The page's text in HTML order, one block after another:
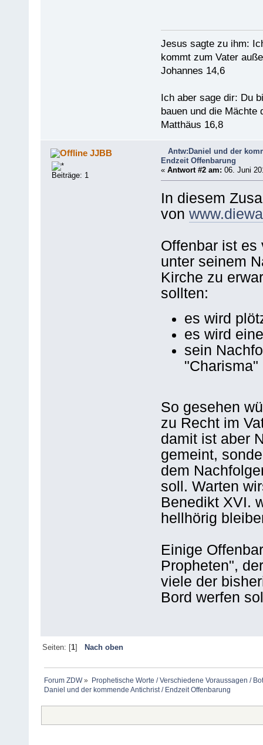
Jesus sagte zu ihm:
kommt zum Vater
Johannes 14,6
Ich aber sage dir: Du
bauen und die Mächte
Matthäus 16,8
JJBB
Beiträge: 1
Antw:Daniel und der
Endzeit Offenbarung
« Antwort #2 am: 06. Juni
In diesem
von
Offenbar ist es
unter seinem
Kirche zu
sollten:
es wird
es wird
sein
So gesehen
zu Recht im
damit ist aber
gemeint,
dem
soll. Warten
Benedikt XVI.
hellhörig
Einige
Propheten",
viele der
Bord werfen
Seiten: [1] Nach oben
Forum ZDW»
Prophetische Worte / Verschiedene Voraussagen /
Daniel und der kommende Antichrist / Endzeit Offenbarung